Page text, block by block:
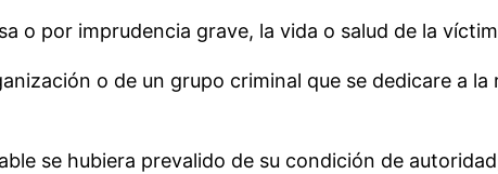
o por imprudencia grave, la vida o salud de la
o de un grupo criminal que se dedicare a la
se hubiera prevalido de su condición de